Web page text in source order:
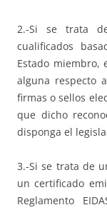
2.-Si se trata
cualificados
Estado miembro,
alguna respecto
firmas o sellos
que dicho
disponga el
3.-Si se trata de
un certificado
Reglamento